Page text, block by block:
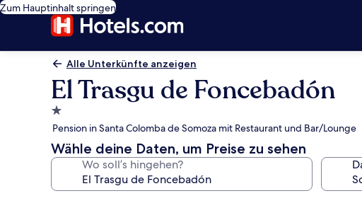
Zum Hauptinhalt springen
Alle Unterkünfte anzeigen
El Trasgu de Foncebadón
1.0-
Stern-
Unterkunft
Pension in Santa Colomba de Somoza mit Restaurant und Bar/Lounge
Wähle deine Daten, um Preise zu sehen
Wo soll’s hingehen?